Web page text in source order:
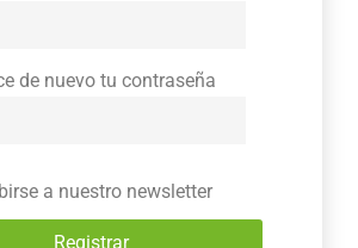
de nuevo tu contraseña
a nuestro newsletter